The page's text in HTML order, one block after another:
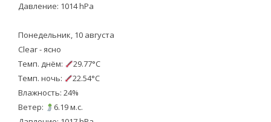
Давление: 1014 hPa
Понедельник, 10 августа
Clear - ясно
Темп. днём:
29.77°C
Темп. ночь:
22.54°C
Влажность: 24%
Ветер:
6.19 м.с.